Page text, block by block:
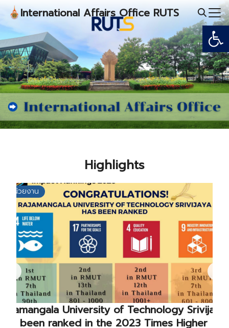
Skip
content
International Affairs Office RUTS
Search
for:
Highlights
หน่วยงาน
Rajamangala University of Technology Srivijaya
has been ranked in the 2023 Times Higher